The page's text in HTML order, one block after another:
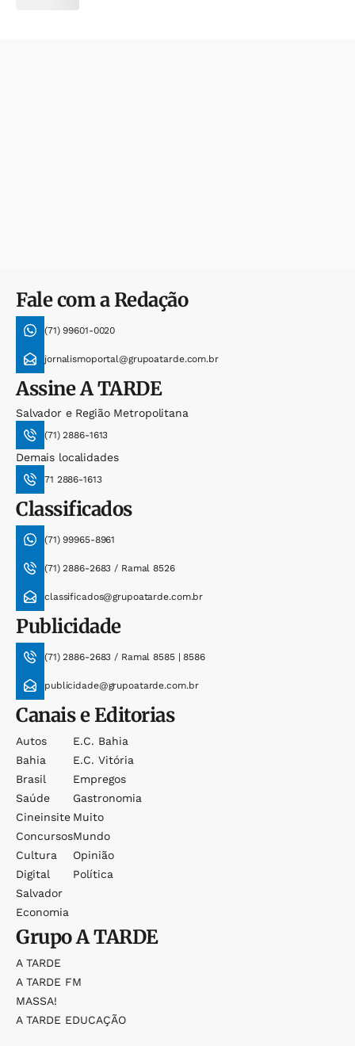
Fale com a Redação
(71) 99601-0020
jornalismoportal@grupoatarde.com.br
AssineA TARDE
Salvador e Região Metropolitana
(71) 2886-1613
Demais localidades
71 2886-1613
Classificados
(71) 99965-8961
(71) 2886-2683 / Ramal 8526
classificados@grupoatarde.com.br
Publicidade
(71) 2886-2683 / Ramal 8585 | 8586
publicidade@grupoatarde.com.br
Canais e Editorias
Autos
Bahia
Brasil
Saúde
Cineinsite
Concursos
Cultura
Digital
Salvador
Economia
E.c. Bahia
E.c. Vitória
Empregos
Gastronomia
Muito
Mundo
Opinião
Política
GrupoA TARDE
A TARDE
A TARDE FM
MASSA!
A TARDE EDUCAÇÃO